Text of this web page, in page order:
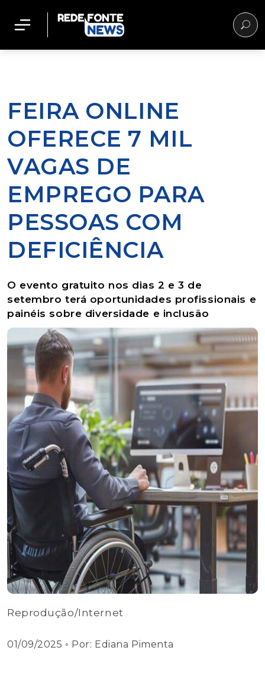
FEIRA ONLINE
OFERECE 7 MIL
VAGAS DE
EMPREGO PARA
PESSOAS COM
DEFICIÊNCIA
O evento gratuito nos dias 2 e 3 de
setembro terá oportunidades profissionais e
painéis sobre diversidade e inclusão
Reprodução/Internet
01/09/2025 ◦ Por: Ediana Pimenta